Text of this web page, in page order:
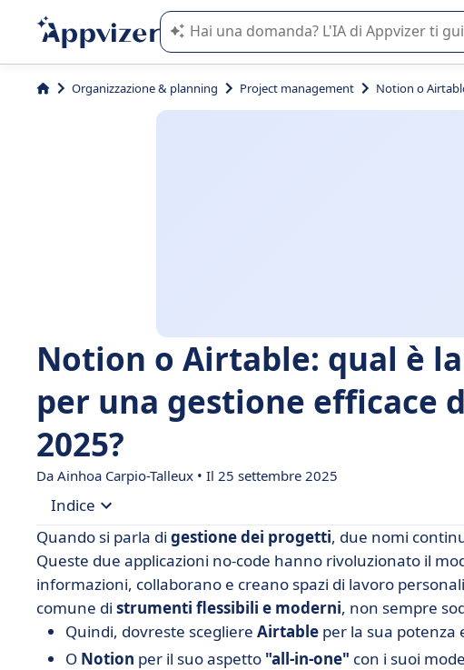
L'IA di Appvizer vi guida nell'utilizzo o nella
Organizzazione & planning Project management Notion o
Notion o Airtable: qual è
per una gestione efficace
2025?
Da Ainhoa Carpio-Talleux • Il 25 settembre 2025
Indice
• Che cos'è Airtable?
• Che cos'è Notion?
• Airtable vs Notion: confronto tra le caratteristiche
• Airtable vs Notion: prezzi a confronto
Quando si parla di gestione dei progetti, due nomi
Queste due applicazioni no-code hanno rivoluzionato il
informazioni, collaborano e creano spazi di lavoro
comune di strumenti flessibili e moderni, non sempre
Quindi, dovreste scegliere Airtable per la sua potenza
O Notion per il suo aspetto "all-in-one" con i suoi